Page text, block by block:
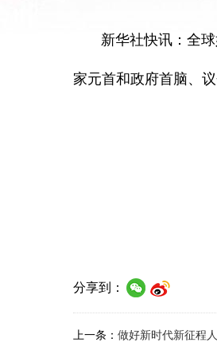
新华社快讯：全球
家元首和政府首脑、
分享到：
上一条： 做好新时代新征程